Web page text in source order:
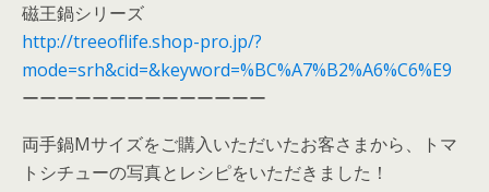
磁王鍋シリーズ
http://treeoflife.shop-pro.jp/?
mode=srh&cid=&keyword=%BC%A7%B2%A6%C6%E9
ーーーーーーーーーーーーーー
両手鍋Mサイズをご購入いただいたお客さまから、トマ
トシチューの写真とレシピをいただきました！